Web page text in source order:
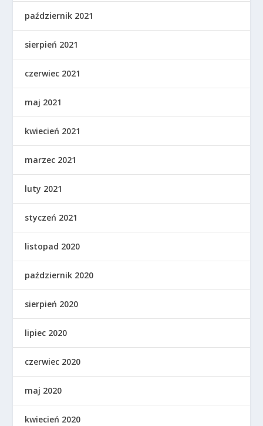
październik 2021
sierpień 2021
czerwiec 2021
maj 2021
kwiecień 2021
marzec 2021
luty 2021
styczeń 2021
listopad 2020
październik 2020
sierpień 2020
lipiec 2020
czerwiec 2020
maj 2020
kwiecień 2020